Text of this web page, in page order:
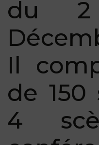
du
Il
de 150
4